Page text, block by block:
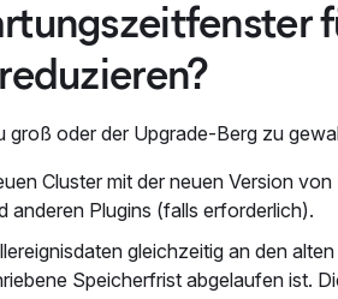
groß oder der Upgrade-Berg zu
Cluster mit der neuen Version
anderen Plugins (falls erforderlich).
gleichzeitig an den
Speicherfrist abgelaufen ist.